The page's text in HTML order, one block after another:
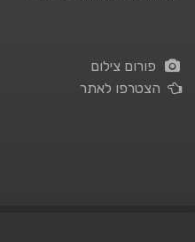
פורום צילום
הצטרפו לאתר